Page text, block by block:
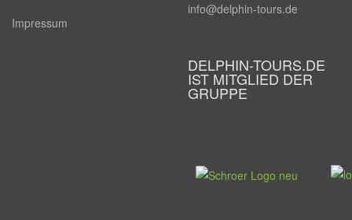
Impressum
info@delphin-tours.de
DELPHIN-TOURS.DE
IST MITGLIED DER
GRUPPE